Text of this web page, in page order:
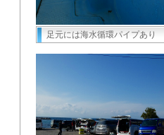
足元には海水循環パイプあり